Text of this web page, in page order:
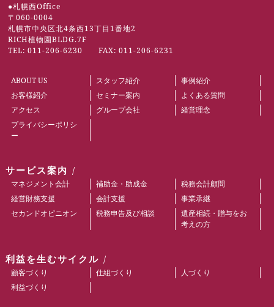
●札幌西Office
〒060-0004
札幌市中央区北4条西13丁目1番地2
RICH植物園BLDG.7F
TEL: 011-206-6230 FAX: 011-206-6231
ABOUT US スタッフ紹介
事例紹介
お客様紹介
セミナー案内
よくある質問
アクセス
グループ会社
経営理念
プライバシーポリシ
ー
サービス案内
マネジメント会計 補助金・助成金
税務会計顧問
経営財務支援
会計支援
事業承継
セカンドオピニオン
税務申告及び相談
遺産相続・贈与をお
考えの方
利益を生むサイクル
顧客づくり 仕組づくり
人づくり
利益づくり